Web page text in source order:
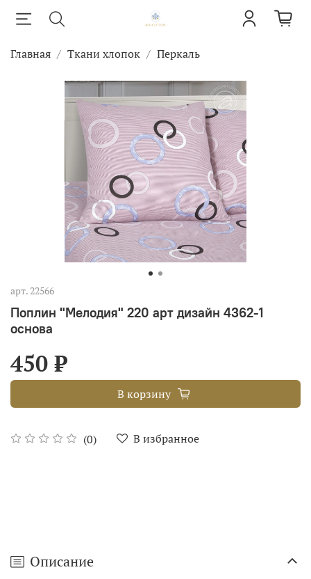
Главная Ткани хлопок Перкаль
арт. 22566
Поплин "Мелодия" 220 арт дизайн 4362-1
основа
(0) В избранное
450 ₽
В корзину
Описание